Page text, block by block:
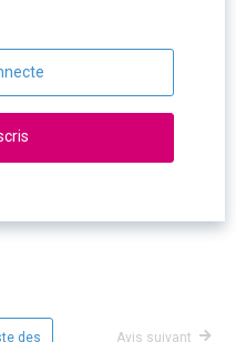
des
Avis suivant